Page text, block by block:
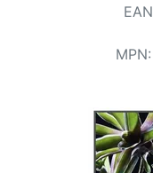
Conditions
Catégories
EAN
MPN: